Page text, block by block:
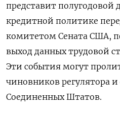
представит полугодовой
кредитной политике
комитетом Сената США,
выход данных трудовой
Эти события могут
чиновников регулятора
Соединенных Штатов.